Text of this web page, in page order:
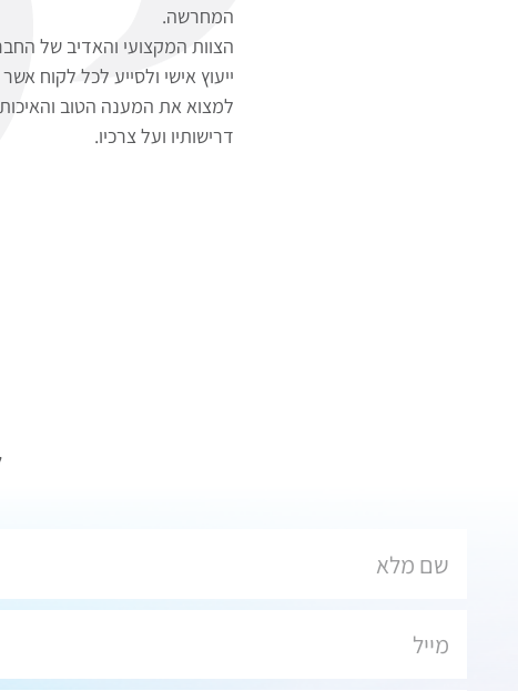
המחרשה.
הצוות המקצועי והאדיב של
ייעוץ אישי ולסייע לכל לקוח
למצוא את המענה הטוב
דרישותיו ועל צרכיו.